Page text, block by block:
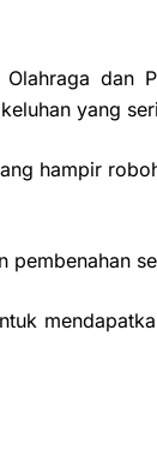
dan
yang
hampir
pembenahan